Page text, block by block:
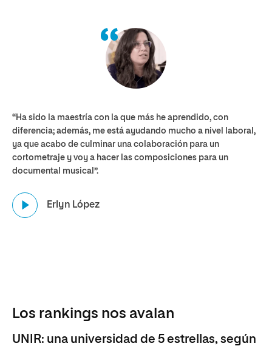
“Ha sido la maestría con la que más he aprendido, con
diferencia; además, me está ayudando mucho a nivel laboral,
ya que acabo de culminar una colaboración para un
cortometraje y voy a hacer las composiciones para un
documental musical”.
Página
de
Erlyn López
Los rankings nos avalan
UNIR: una universidad de 5 estrellas, según